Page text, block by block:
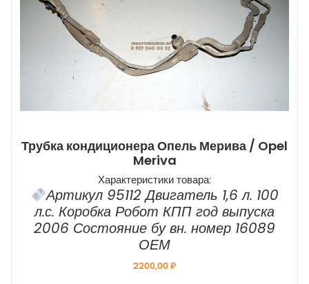
Трубка кондиционера Опель Мерива / Opel
Meriva
Характеристики товара:
Артикул 95112 Двигатель 1,6 л. 100
л.с. Коробка Робот КПП год выпуска
2006 Состояние бу вн. номер 16089
ОЕМ
2200,00₽